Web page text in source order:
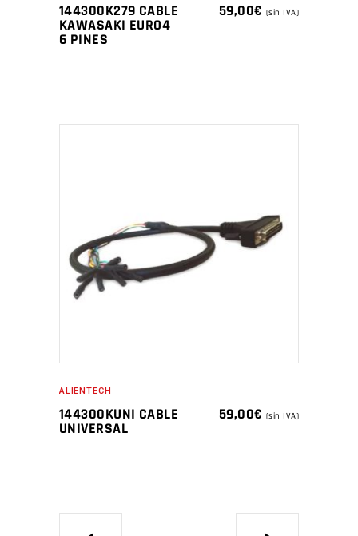
144300K279 CABLE
KAWASAKI EURO4
6 PINES
59,00€ (sin IVA)
ALIENTECH
144300KUNI CABLE
UNIVERSAL
59,00€ (sin IVA)